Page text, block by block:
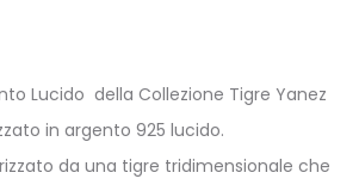
Lucido della Collezione Tigre Yanez
in argento 925 lucido.
da una tigre tridimensionale che